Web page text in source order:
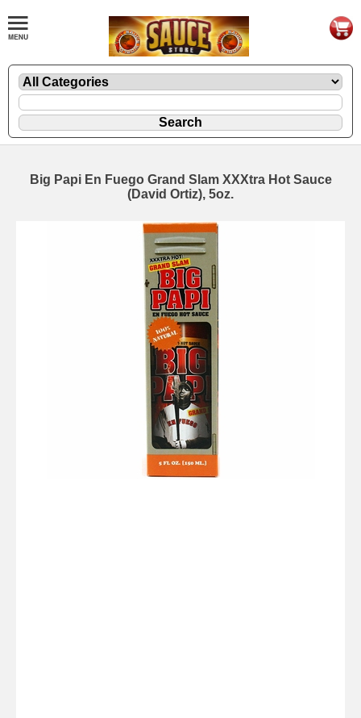
Big Papi En Fuego Grand Slam XXXtra Hot Sauce
(David Ortiz), 5oz.